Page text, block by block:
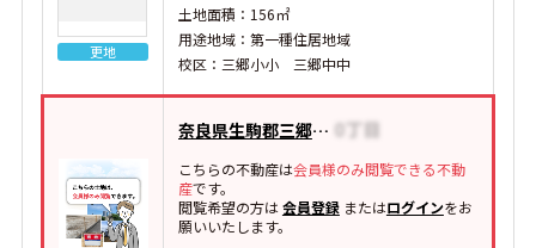
更地
土地面積：156㎡
用途地域：第一種住居地域
校区：三郷小小 三郷中中
奈良県生駒郡三郷町東信貴ケ丘
こちらの不動産は会員様のみ閲覧できる不動
産です。
閲覧希望の方は会員登録またはログインをお
願いいたします。